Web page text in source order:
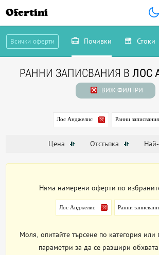
Ofertini
Всички оферти Почивки Стоки
РАННИ ЗАПИСВАНИЯ В ЛОС
ВИЖ ФИЛТРИ
Лос Анджелис Ранни записвания
Цена Отстъпка
Няма намерени оферти по
Лос Анджелис Ранни
Моля, опитайте търсене по категория или
параметри за да се разшири обхвата